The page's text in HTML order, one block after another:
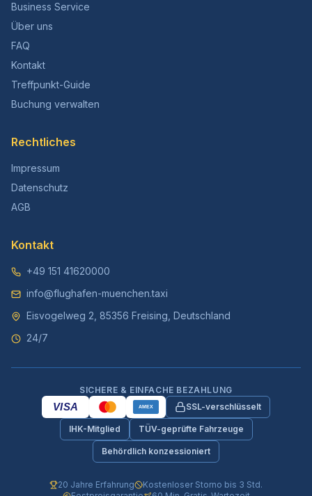
Business Service
Über uns
FAQ
Kontakt
Treffpunkt-Guide
Buchung verwalten
Rechtliches
Impressum
Datenschutz
AGB
Kontakt
+49 151 41620000
info@flughafen-muenchen.taxi
Eisvogelweg 2, 85356 Freising, Deutschland
24/7
SICHERE & EINFACHE BEZAHLUNG
VISA AMEX SSL-verschlüsselt
IHK-Mitglied TÜV-geprüfte Fahrzeuge
Behördlich konzessioniert
20 Jahre Erfahrung
Kostenloser Storno bis 3 Std.